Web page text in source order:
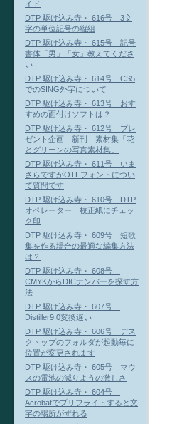
イド
DTP 駆け込み寺・ 616号 3文
字の単位記号の縦組
DTP 駆け込み寺・ 615号 記号
書体「男」「女」教えてくださ
い
DTP 駆け込み寺・ 614号 CS5
でのSING外字について
DTP 駆け込み寺・ 613号 おす
すめの面付けソフトは？
DTP 駆け込み寺・ 612号 プレ
ゼント企画 新刊 素材集「花
とグリーンの写真素材集」
DTP 駆け込み寺・ 611号 いま
さらですがOTFフォントについ
て質問です
DTP 駆け込み寺・ 610号 DTP
オペレーター 校正紙にチェッ
ク印
DTP 駆け込み寺・ 609号 短歌
集を作る場合の最適な編集方法
は？
DTP 駆け込み寺・ 608号
CMYKからDICナンバーを探す方
法
DTP 駆け込み寺・ 607号
Distiller9.0変換遅い
DTP 駆け込み寺・ 606号 デス
クトップのフォルダが起動毎に
位置が変更されます
DTP 駆け込み寺・ 605号 マウ
スの電池の減りようの激しさ
DTP 駆け込み寺・ 604号
Acrobatでプリフライトすると文
字の場所がずれる